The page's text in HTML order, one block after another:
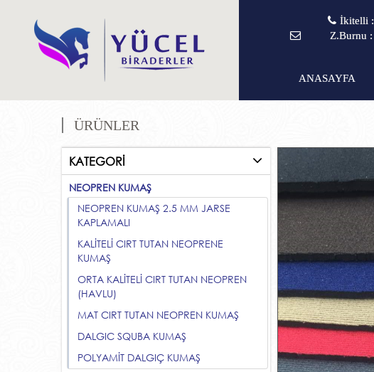
İkitelli :
Z.Burnu :
ANASAYFA
ÜRÜNLER
KATEGORİ
NEOPREN KUMAŞ
NEOPREN KUMAŞ 2.5 MM JARSE
KAPLAMALI
KALİTELİ CIRT TUTAN NEOPRENE
KUMAŞ
ORTA KALİTELİ CIRT TUTAN NEOPREN
(HAVLU)
MAT CIRT TUTAN NEOPREN KUMAŞ
DALGIC SQUBA KUMAŞ
POLYAMİT DALGIÇ KUMAŞ